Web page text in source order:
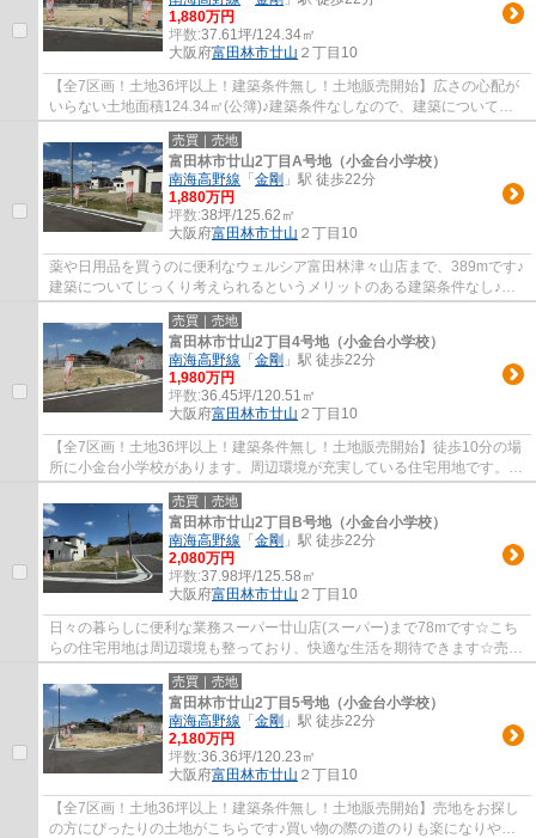
1,880万円
坪数:37.61坪/124.34㎡
大阪府富田林市廿山 ２丁目10
【全7区画！土地36坪以上！建築条件無し！土地販売開始】広さの心配が
いらない土地面積124.34㎡(公簿)♪建築条件なしなので、建築についてじ
っくり考えられるというメリットがあります♪...
売買｜売地
富田林市廿山2丁目A号地（小金台小学校）
南海高野線 「 金剛 」駅 徒歩22分
1,880万円
坪数:38坪/125.62㎡
大阪府富田林市廿山 ２丁目10
薬や日用品を買うのに便利なウェルシア富田林津々山店まで、389mです♪
建築についてじっくり考えられるというメリットのある建築条件なし♪土
地面積は125.62㎡(公簿)でイチオシ♪当社に土...
売買｜売地
富田林市廿山2丁目4号地（小金台小学校）
南海高野線 「 金剛 」駅 徒歩22分
1,980万円
坪数:36.45坪/120.51㎡
大阪府富田林市廿山 ２丁目10
【全7区画！土地36坪以上！建築条件無し！土地販売開始】徒歩10分の場
所に小金台小学校があります。周辺環境が充実している住宅用地です。土
地の購入をご検討されているなら、ニーズも...
売買｜売地
富田林市廿山2丁目B号地（小金台小学校）
南海高野線 「 金剛 」駅 徒歩22分
2,080万円
坪数:37.98坪/125.58㎡
大阪府富田林市廿山 ２丁目10
日々の暮らしに便利な業務スーパー廿山店(スーパー)まで78mです☆こち
らの住宅用地は周辺環境も整っており、快適な生活を期待できます☆売地
をお探しの方に、こちらの土地はイチオシです...
売買｜売地
富田林市廿山2丁目5号地（小金台小学校）
南海高野線 「 金剛 」駅 徒歩22分
2,180万円
坪数:36.36坪/120.23㎡
大阪府富田林市廿山 ２丁目10
【全7区画！土地36坪以上！建築条件無し！土地販売開始】売地をお探し
の方にぴったりの土地がこちらです♪買い物の際の道のりも楽になりやす